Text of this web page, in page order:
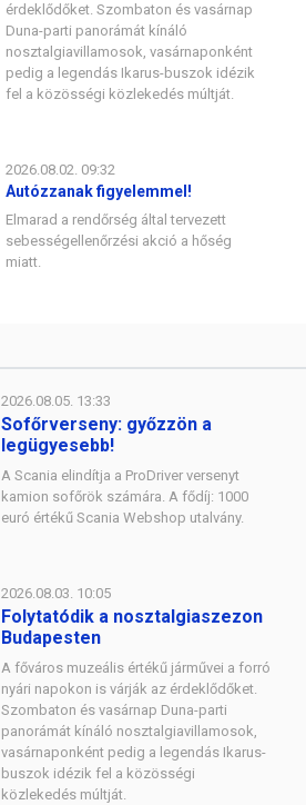
érdeklődőket. Szombaton és vasárnap
Duna-parti panorámát kínáló
nosztalgiavillamosok, vasárnaponként
pedig a legendás Ikarus-buszok idézik
fel a közösségi közlekedés múltját.
2026.08.02. 09:32
Autózzanak figyelemmel!
Elmarad a rendőrség által tervezett
sebességellenőrzési akció a hőség
miatt.
2026.08.05. 13:33
Sofőrverseny: győzzön a
legügyesebb!
A Scania elindítja a ProDriver versenyt
kamion sofőrök számára. A fődíj: 1000
euró értékű Scania Webshop utalvány.
2026.08.03. 10:05
Folytatódik a nosztalgiaszezon
Budapesten
A főváros muzeális értékű járművei a forró
nyári napokon is várják az érdeklődőket.
Szombaton és vasárnap Duna-parti
panorámát kínáló nosztalgiavillamosok,
vasárnaponként pedig a legendás Ikarus-
buszok idézik fel a közösségi
közlekedés múltját.